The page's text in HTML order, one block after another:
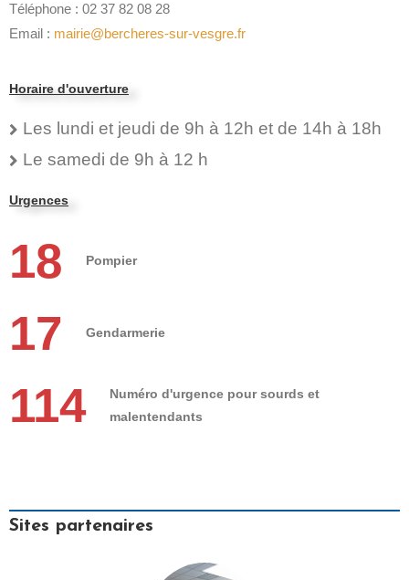
Téléphone : 02 37 82 08 28
Email : mairie@bercheres-sur-vesgre.fr
Horaire d'ouverture
Les lundi et jeudi de 9h à 12h et de 14h à 18h
Le samedi de 9h à 12 h
Urgences
18 Pompier
17 Gendarmerie
114
Numéro d'urgence pour sourds et
malentendants
Sites partenaires